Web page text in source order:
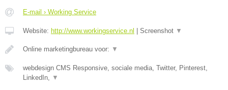
E-mail › Working Service
Website: http://www.workingservice.nl Screenshot ▼
Online marketingbureau voor: ▼
webdesign CMS Responsive, sociale media, Twitter, Pinterest,
LinkedIn,
▼